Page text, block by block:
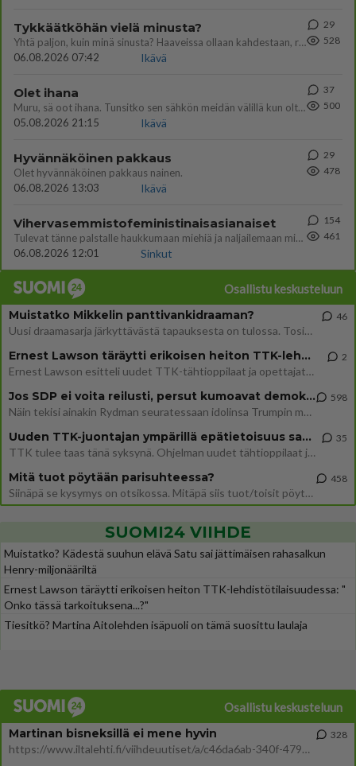
Tykkäätköhän vielä minusta?
Yhtä paljon, kuin minä sinusta? Haaveissa ollaan kahdestaan, rauhassa ja lähennytään fyysisesti ja tutustutaan syvemmin
06.08.2026 07:42
Ikävä
29
528
Olet ihana
Muru, sä oot ihana. Tunsitko sen sähkön meidän välillä kun oltiin ihan låhekkäin? 👩‍❤️‍👩❤️😼😘
05.08.2026 21:15
Ikävä
37
500
Hyvännäköinen pakkaus
Olet hyvännäköinen pakkaus nainen.
06.08.2026 13:03
Ikävä
29
478
Vihervasemmistofeministinaisasianaiset
Tulevat tänne palstalle haukkumaan miehiä ja naljailemaan miehelle, kehuvat olevansa heitä parempia. Itse asuvat MIEHE
06.08.2026 12:01
Sinkut
154
461
Osallistu keskusteluun
Muistatko Mikkelin panttivankidraaman?
Uusi draamasarja järkyttävästä tapauksesta on tulossa. Tositapahtumiin perustuva sarja ammentaa vuoden 1986 Mikkelin pan
46
Ernest Lawson täräytti erikoisen heiton TTK-lehdistötilaisuudessa: " Onko tässä tarkoituksena...?"
Ernest Lawson esitteli uudet TTK-tähtioppilaat ja opettajat torstaina 6.8. lehdistölle. Tulevalla kaudella on yksi hausk
2
Jos SDP ei voita reilusti, persut kumoavat demokratian Suomesta
Näin tekisi ainakin Rydman seuratessaan idolinsa Trumpin mallia https://www.is.fi/politiikka/art-2000012187244.html
598
Uuden TTK-juontajan ympärillä epätietoisuus sakenee - Nyt MTV hämmentää soppaa
TTK tulee taas tänä syksynä. Ohjelman uudet tähtioppilaat julkistetaan torstaina 6. elokuuta klo 14 alkavassa lehdistö
35
Mitä tuot pöytään parisuhteessa?
Siinäpä se kysymys on otsikossa. Mitäpä siis tuot/toisit pöytään parisuhteessa? Oletko mies vai nainen? Koetko sen mitä
458
SUOMI24 VIIHDE
Muistatko? Kädestä suuhun elävä Satu sai jättimäisen rahasalkun
Henry-miljonääriltä
Ernest Lawson täräytti erikoisen heiton TTK-lehdistötilaisuudessa: "
Onko tässä tarkoituksena...?"
Tiesitkö? Martina Aitolehden isäpuoli on tämä suosittu laulaja
Osallistu keskusteluun
Martinan bisneksillä ei mene hyvin
https://www.iltalehti.fi/viihdeuutiset/a/c46da6ab-340f-4790-aaa7-0865eed2336 Yrityksen konkurssihakemus on tullut kärä
328